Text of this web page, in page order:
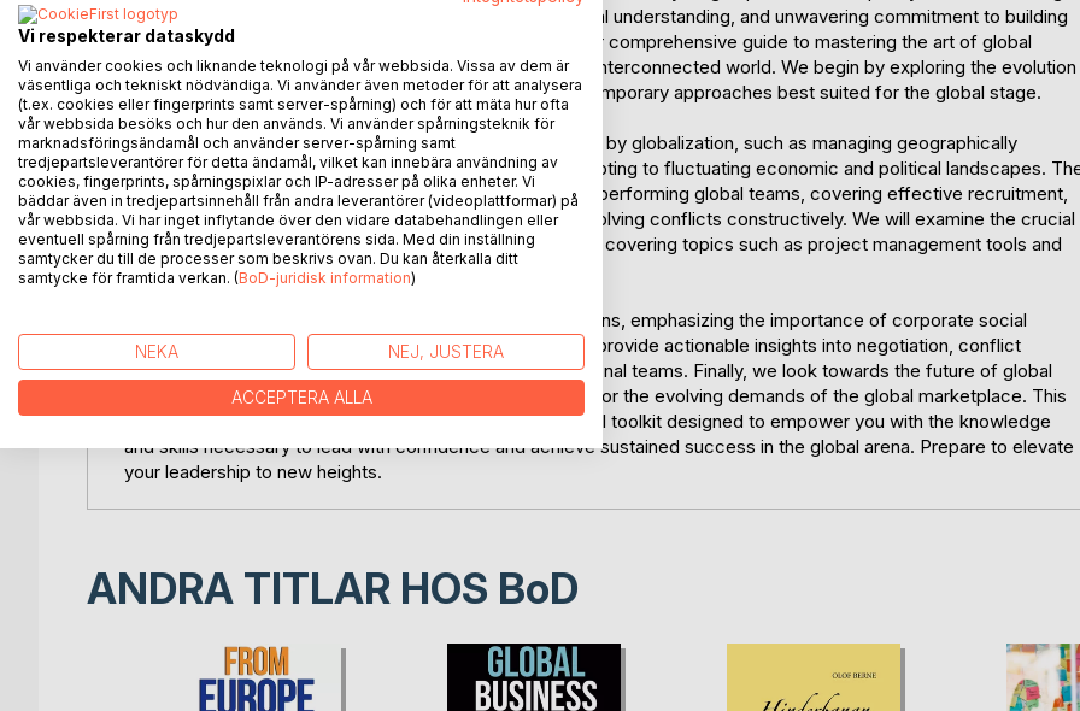
requires a unique blend of strategic thinking, cross-cultural understanding, and unwavering commitment to building
diverse, high-performing teams. This book serves as your comprehensive guide to mastering the art of global
leadership, providing a framework for success in todays interconnected world. We begin by exploring the evolution
of leadership, examining both historical models and contemporary approaches best suited for the global stage.
We delve into the challenges and opportunities presented by globalization, such as managing geographically
dispersed teams, navigating cultural differences, and adapting to fluctuating economic and political landscapes.
book then moves to practical strategies for building high-performing global teams, covering effective recruitment,
fostering inclusivity, promoting skill development, and resolving conflicts constructively. We will examine the crucial
role of technology in enhancing global team collaboration, covering topics such as project management tools and
communication platforms.
Throughout the book, we will address ethical considerations, emphasizing the importance of corporate social
responsibility and compliance in a global context. We will provide actionable insights into negotiation, conflict
resolution, and performance management within international teams. Finally, we look towards the future of global
leadership, exploring emerging trends and preparing you for the evolving demands of the global marketplace. This
book is not merely a theoretical exploration; it's a practical toolkit designed to empower you with the knowledge
and skills necessary to lead with confidence and achieve sustained success in the global arena. Prepare to elevate
your leadership to new heights.
ANDRA TITLAR HOS BoD
Vi respekterar dataskydd
Vi använder cookies och liknande teknologi på vår webbsida. Vissa av dem är
väsentliga och tekniskt nödvändiga. Vi använder även metoder för att analysera
(t.ex. cookies eller fingerprints samt server-spårning) och för att mäta hur ofta
vår webbsida besöks och hur den används. Vi använder spårningsteknik för
marknadsföringsändamål och använder server-spårning samt
tredjepartsleverantörer för detta ändamål, vilket kan innebära användning av
cookies, fingerprints, spårningspixlar och IP-adresser på olika enheter. Vi
bäddar även in tredjepartsinnehåll från andra leverantörer (videoplattformar) på
vår webbsida. Vi har inget inflytande över den vidare databehandlingen eller
eventuell spårning från tredjepartsleverantörens sida. Med din inställning
samtycker du till de processer som beskrivs ovan. Du kan återkalla ditt
samtycke för framtida verkan. (BoD-juridisk information)
NEKA NEJ, JUSTERA
ACCEPTERA ALLA